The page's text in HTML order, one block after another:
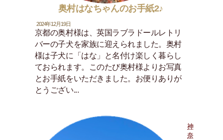
奥村はなちゃんのお手紙2♪
2024年12月19日
京都の奥村様は、英国ラブラドールレトリ
バーの子犬を家族に迎えられました。奥村
様は子犬に「はな」と名付け楽しく暮らし
ておられます。このたび奥村様よりお写真
とお手紙をいただきました。お便りありが
とうござい...
神
奈